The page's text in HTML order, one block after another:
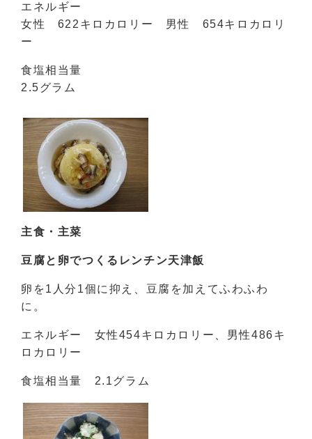
エネルギー
女性 622キロカロリー 男性 654キロカロリ
ー
食塩相当量
2.5グラム
主食・主菜
豆腐と卵でつくるレンチン天津飯
卵を1人分1個に抑え、豆腐を加えてふわふわ
に。
エネルギー 女性454キロカロリー、男性486キ
ロカロリー
食塩相当量 2.1グラム